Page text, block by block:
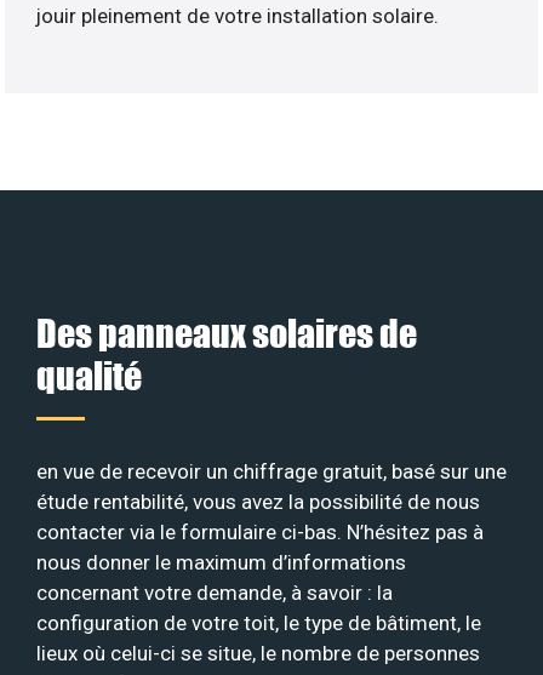
jouir pleinement de votre installation solaire.
Des panneaux solaires de
qualité
en vue de recevoir un chiffrage gratuit, basé sur une
étude rentabilité, vous avez la possibilité de nous
contacter via le formulaire ci-bas. N’hésitez pas à
nous donner le maximum d’informations
concernant votre demande, à savoir : la
configuration de votre toit, le type de bâtiment, le
lieux où celui-ci se situe, le nombre de personnes